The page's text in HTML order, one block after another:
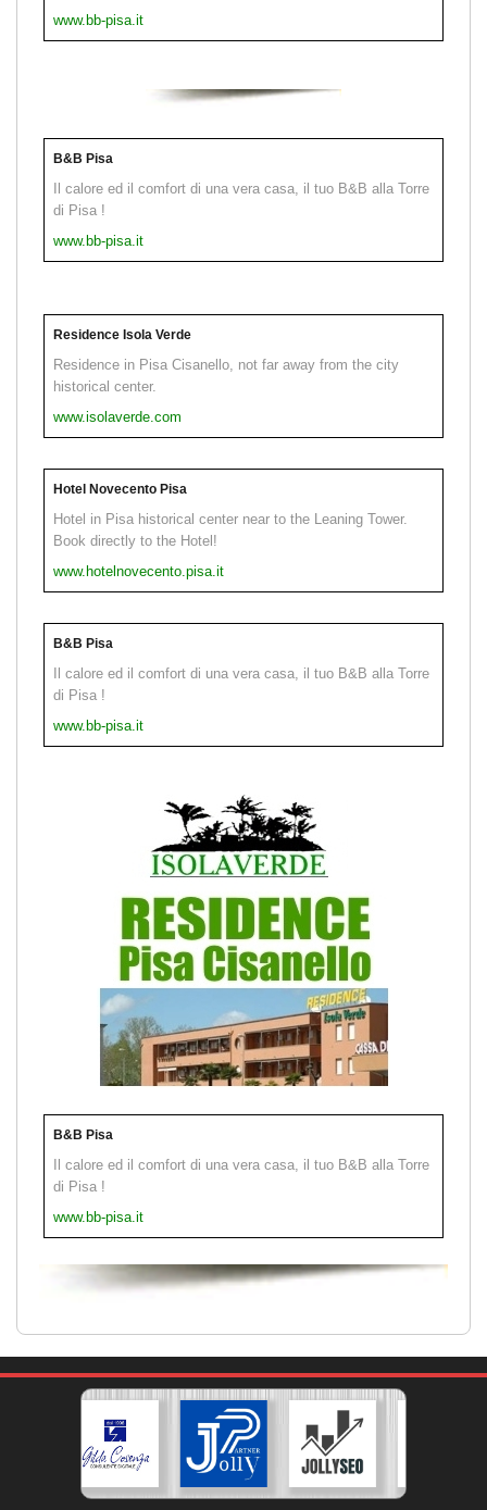
www.bb-pisa.it
B&B Pisa
Il calore ed il comfort di una vera casa, il tuo B&B alla Torre
di Pisa !
www.bb-pisa.it
Residence Isola Verde
Residence in Pisa Cisanello, not far away from the city
historical center.
www.isolaverde.com
Hotel Novecento Pisa
Hotel in Pisa historical center near to the Leaning Tower.
Book directly to the Hotel!
www.hotelnovecento.pisa.it
B&B Pisa
Il calore ed il comfort di una vera casa, il tuo B&B alla Torre
di Pisa !
www.bb-pisa.it
B&B Pisa
Il calore ed il comfort di una vera casa, il tuo B&B alla Torre
di Pisa !
www.bb-pisa.it